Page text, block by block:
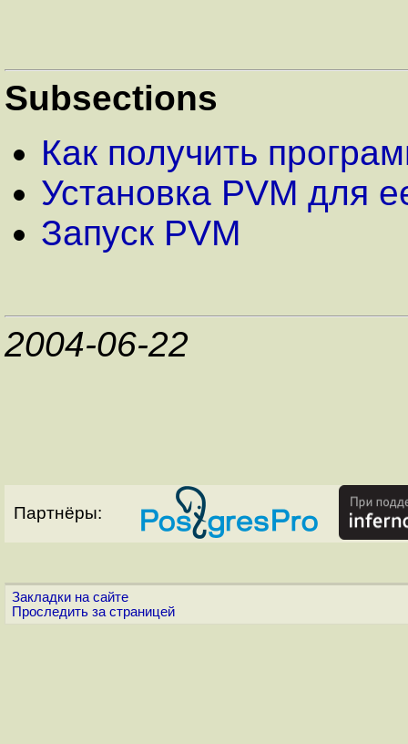
Subsections
Как получить
Установка PVM для
Запуск PVM
2004-06-22
Партнёры:
Закладки на сайте
Проследить за страницей